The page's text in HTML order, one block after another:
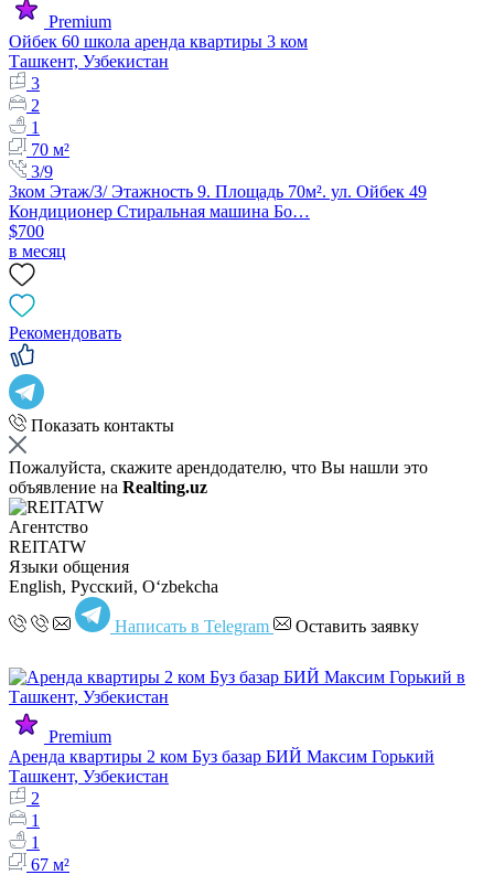
Premium
Ойбек 60 школа аренда квартиры 3 ком
Ташкент, Узбекистан
3
2
1
70 м²
3/9
3ком Этаж/3/ Этажность 9. Площадь 70м². ул. Ойбек 49
Кондиционер Стиральная машина Бо…
$700
в месяц
Рекомендовать
Показать контакты
Пожалуйста, скажите арендодателю, что Вы нашли это
объявление на Realting.uz
Агентство
REITATW
Языки общения
English, Русский, Oʻzbekcha
Написать в Telegram Оставить заявку
Premium
Аренда квартиры 2 ком Буз базар БИЙ Максим Горький
Ташкент, Узбекистан
2
1
1
67 м²